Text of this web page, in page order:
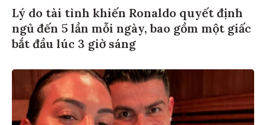
Lý do tài tình khiến Ronaldo quyết định
ngủ đến 5 lần mỗi ngày, bao gồm một giấc
bắt đầu lúc 3 giờ sáng